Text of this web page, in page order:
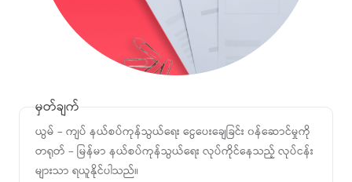
မှတ်ချက်
ယွမ် – ကျပ် နယ်စပ်ကုန်သွယ်ရေး ငွေပေးချေခြင်း ၀န်ဆောင်မှုကို
တရုတ် – မြန်မာ နယ်စပ်ကုန်သွယ်ရေး လုပ်ကိုင်နေသည့် လုပ်ငန်း
များသာ ရယူနိုင်ပါသည်။